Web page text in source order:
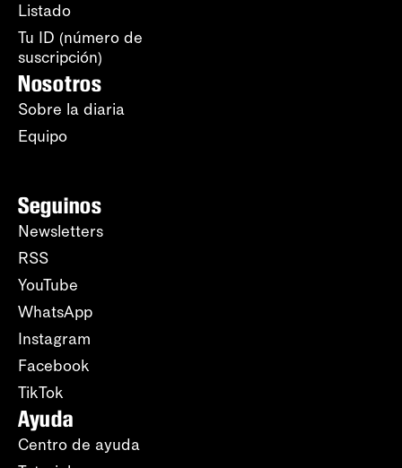
Listado
Tu ID (número de
suscripción)
Nosotros
Sobre la diaria
Equipo
Seguinos
Newsletters
RSS
YouTube
WhatsApp
Instagram
Facebook
TikTok
Ayuda
Centro de ayuda